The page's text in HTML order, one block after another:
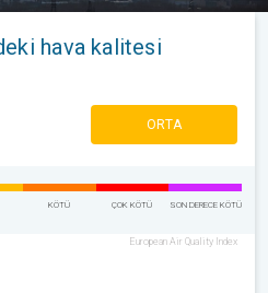
hava kalitesi
ORTA
KÖTÜ ÇOK KÖTÜ SON DERECE KÖTÜ
European Air Quality Index